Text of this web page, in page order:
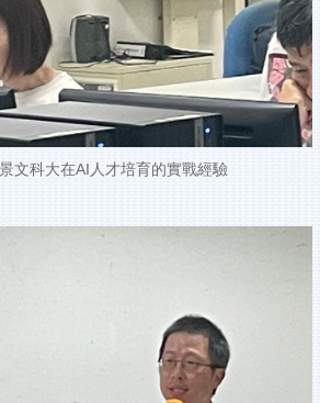
文科大在AI人才培育的實戰經驗